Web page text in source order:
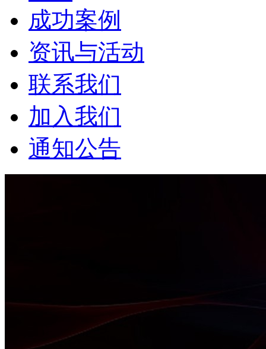
成功案例
资讯与活动
联系我们
加入我们
通知公告